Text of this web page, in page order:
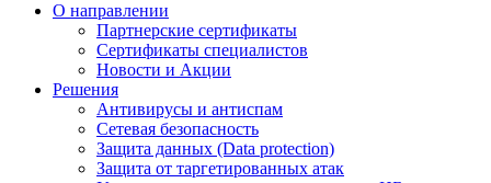
О направлении
Партнерские сертификаты
Сертификаты специалистов
Новости и Акции
Решения
Антивирусы и антиспам
Сетевая безопасность
Защита данных (Data protection)
Защита от таргетированных атак